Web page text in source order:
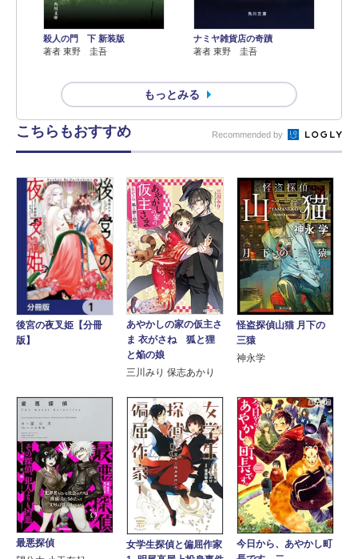
殺人の門 下 新装版
著者 東野 圭吾
ナミヤ雑貨店の奇蹟
著者 東野 圭吾
もっとみる
こちらもおすすめ Recommended by
後宮の夜叉姫【分冊
版】
あやかしの家の仮主さ
ま 衣がさね 狐と狸
と焔の娘
三川みり 保志あかり
怪盗探偵山猫 月下の
三猿
神永学
最悪探偵
女学生探偵と偏屈作家
今日から、あやかし町